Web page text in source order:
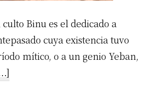
Binu es el dedicado a
cuya existencia tuvo
mítico, o a un genio Yeban,